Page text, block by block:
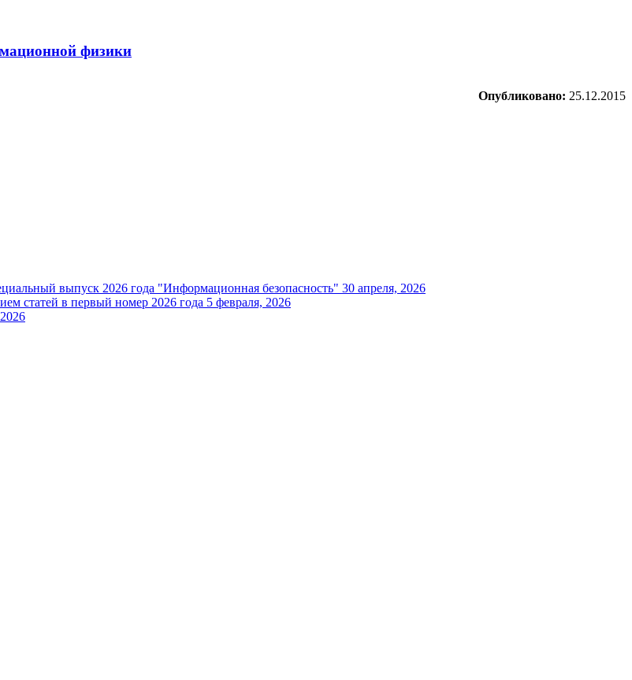
физики
Опубликовано: 25.12.2015
выпуск 2026 года "Информационная безопасность" 30 апреля, 2026
статей в первый номер 2026 года 5 февраля, 2026